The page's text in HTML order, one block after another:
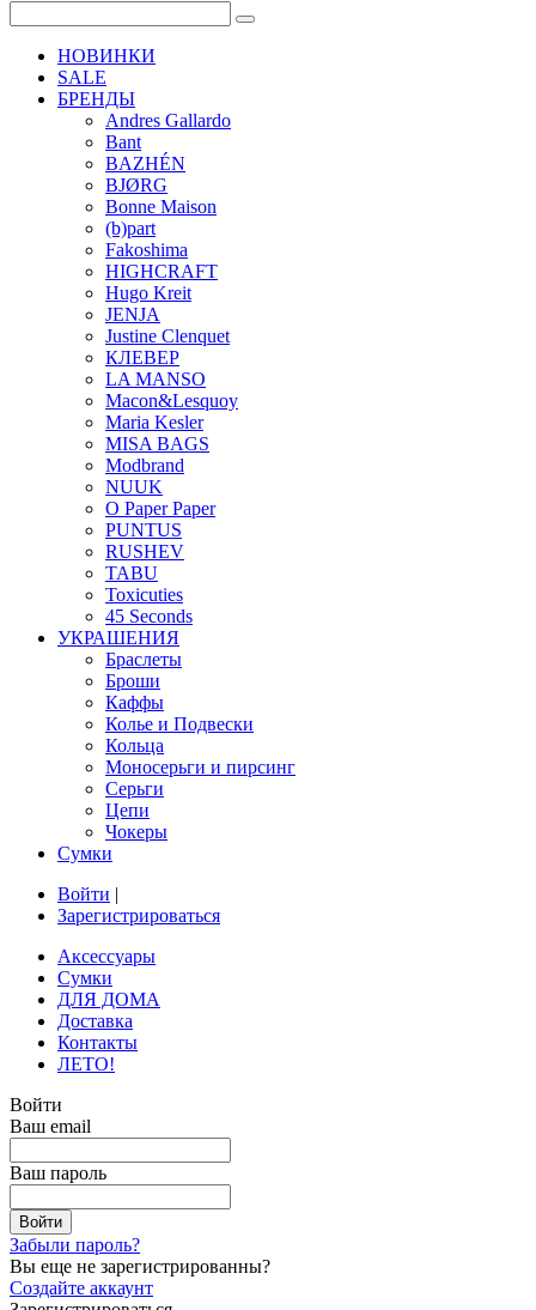
НОВИНКИ
SALE
БРЕНДЫ
Andres Gallardo
Bant
BAZHÉN
BJØRG
Bonne Maison
(b)part
Fakoshima
HIGHCRAFT
Hugo Kreit
JENJA
Justine Clenquet
КЛЕВЕР
LA MANSO
Macon&Lesquoy
Maria Kesler
MISA BAGS
Modbrand
NUUK
O Paper Paper
PUNTUS
RUSHEV
TABU
Toxicuties
45 Seconds
УКРАШЕНИЯ
Браслеты
Броши
Каффы
Колье и Подвески
Кольца
Моносерьги и пирсинг
Серьги
Цепи
Чокеры
Сумки
Войти |
Зарегистрироваться
Аксессуары
Сумки
ДЛЯ ДОМА
Доставка
Контакты
ЛЕТО!
Войти
Ваш email
Ваш пароль
Забыли пароль?
Вы еще не зарегистрированны?
Создайте аккаунт